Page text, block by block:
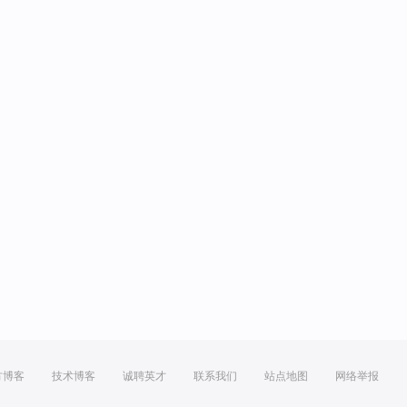
博客 技术博客 诚聘英才 联系我们 站点地图 网络举报